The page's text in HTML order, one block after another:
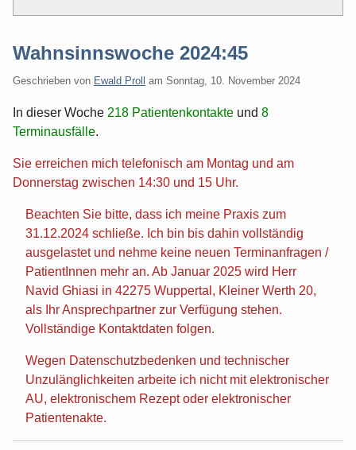
Wahnsinnswoche 2024:45
Geschrieben von Ewald Proll am Sonntag, 10. November 2024
In dieser Woche 218 Patientenkontakte und 8
Terminausfälle.
Sie erreichen mich telefonisch am Montag und am
Donnerstag zwischen 14:30 und 15 Uhr.
Beachten Sie bitte, dass ich meine Praxis zum
31.12.2024 schließe. Ich bin bis dahin vollständig
ausgelastet und nehme keine neuen Terminanfragen /
PatientInnen mehr an. Ab Januar 2025 wird Herr
Navid Ghiasi in 42275 Wuppertal, Kleiner Werth 20,
als Ihr Ansprechpartner zur Verfügung stehen.
Vollständige Kontaktdaten folgen.
Wegen Datenschutzbedenken und technischer
Unzulänglichkeiten arbeite ich nicht mit elektronischer
AU, elektronischem Rezept oder elektronischer
Patientenakte.